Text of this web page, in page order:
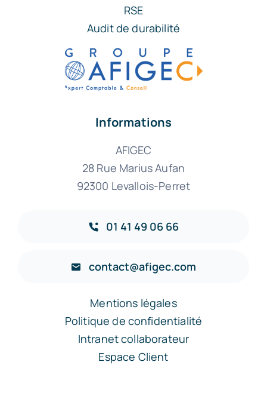
RSE
Audit de durabilité
Informations
AFIGEC
28 Rue Marius Aufan
92300 Levallois-Perret
01 41 49 06 66
contact@afigec.com
Mentions légales
Politique de confidentialité
Intranet collaborateur
Espace Client